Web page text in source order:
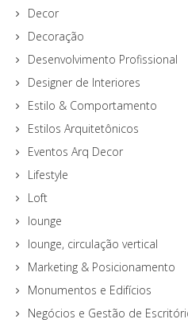
Decor
Decoração
Desenvolvimento Profissional
Designer de Interiores
Estilo & Comportamento
Estilos Arquitetônicos
Eventos Arq Decor
Lifestyle
Loft
lounge
lounge, circulação vertical
Marketing & Posicionamento
Monumentos e Edifícios
Negócios e Gestão de